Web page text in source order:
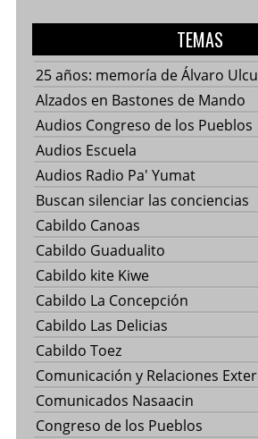
TEMAS
25 años: memoría de Álvaro
Alzados en Bastones de Mando
Audios Congreso de los Pueblos
Audios Escuela
Audios Radio Pa' Yumat
Buscan silenciar las conciencias
Cabildo Canoas
Cabildo Guadualito
Cabildo kite Kiwe
Cabildo La Concepción
Cabildo Las Delicias
Cabildo Toez
Comunicación y Relaciones
Comunicados Nasaacin
Congreso de los Pueblos